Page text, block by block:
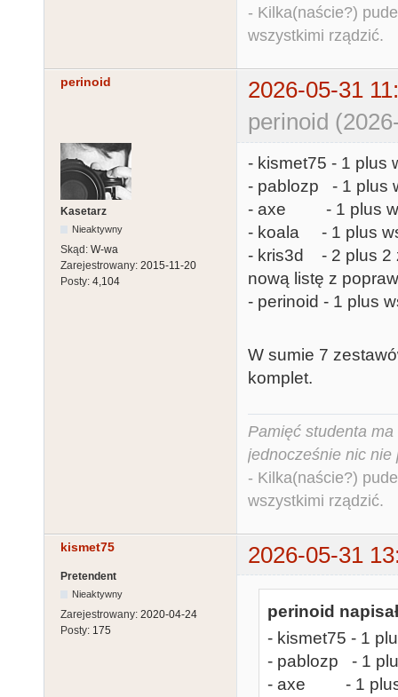
- Kilka(naście?)
wszystkimi rządzić.
perinoid
2026-05-31
perinoid
Kasetarz
Nieaktywny
Skąd: W-wa
Zarejestrowany: 2015-11-20
Posty: 4,104
- kismet75 - 1 plus
- pablozp - 1 plus
- axe - 1 plus
- koala - 1 plus
- kris3d - 2 plus 2
nową listę z
- perinoid - 1 plus
W sumie 7
komplet.
Pamięć studenta
jednocześnie nic nie
- Kilka(naście?)
wszystkimi rządzić.
kismet75 2026-05-31
Pretendent
Nieaktywny
Zarejestrowany: 2020-04-24
Posty: 175
perinoid
- kismet75 - 1
- pablozp - 1
- axe - 1 plus